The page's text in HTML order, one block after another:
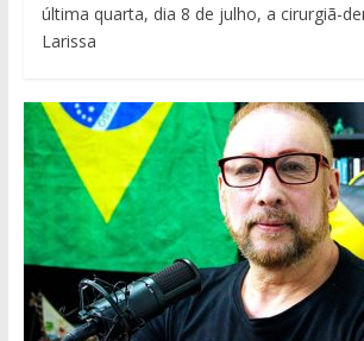
última quarta, dia 8 de julho, a cirurgiã-
Larissa